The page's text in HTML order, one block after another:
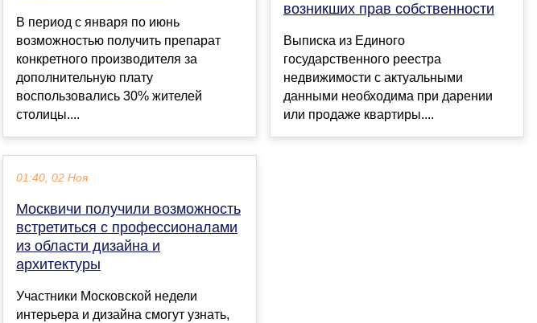
В период с января по июнь
возможностью получить препарат
конкретного производителя за
дополнительную плату
воспользовались 30% жителей
столицы....
01:40, 02 Ноя
Москвичи получили возможность
встретиться с профессионалами
из области дизайна и
архитектуры
Участники Московской недели
интерьера и дизайна смогут узнать,
возникших прав собственности
Выписка из Единого
государственного реестра
недвижимости с актуальными
данными необходима при дарении
или продаже квартиры....